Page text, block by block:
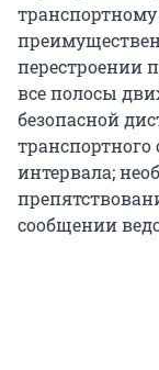
перестроении
все полосы
безопасной
транспортного
интервала;
сообщении